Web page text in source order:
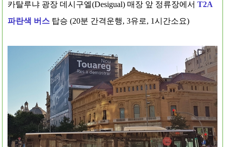
카탈루냐 광장 데시구엘(Desigual) 매장 앞 정류장에서 T2A
파란색 버스 탑승 (20분 간격운행, 3유로, 1시간소요)